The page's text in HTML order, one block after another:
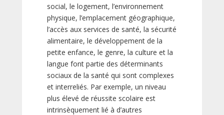
social, le logement, l’environnement
physique, l’emplacement géographique,
l’accès aux services de santé, la sécurité
alimentaire, le développement de la
petite enfance, le genre, la culture et la
langue font partie des déterminants
sociaux de la santé qui sont complexes
et interreliés. Par exemple, un niveau
plus élevé de réussite scolaire est
intrinsèquement lié à d’autres